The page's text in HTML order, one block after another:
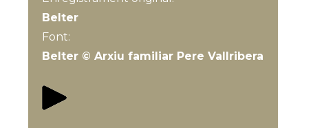
Belter
Font:
Belter © Arxiu familiar Pere Vallribera